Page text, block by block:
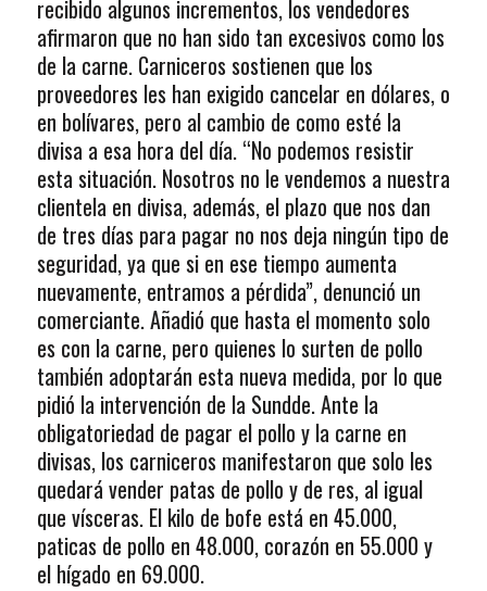
recibido algunos incrementos, los vendedores
afirmaron que no han sido tan excesivos como los
de la carne. Carniceros sostienen que los
proveedores les han exigido cancelar en dólares, o
en bolívares, pero al cambio de como esté la
divisa a esa hora del día. “No podemos resistir
esta situación. Nosotros no le vendemos a nuestra
clientela en divisa, además, el plazo que nos dan
de tres días para pagar no nos deja ningún tipo de
seguridad, ya que si en ese tiempo aumenta
nuevamente, entramos a pérdida”, denunció un
comerciante. Añadió que hasta el momento solo
es con la carne, pero quienes lo surten de pollo
también adoptarán esta nueva medida, por lo que
pidió la intervención de la Sundde. Ante la
obligatoriedad de pagar el pollo y la carne en
divisas, los carniceros manifestaron que solo les
quedará vender patas de pollo y de res, al igual
que vísceras. El kilo de bofe está en 45.000,
paticas de pollo en 48.000, corazón en 55.000 y
el hígado en 69.000.